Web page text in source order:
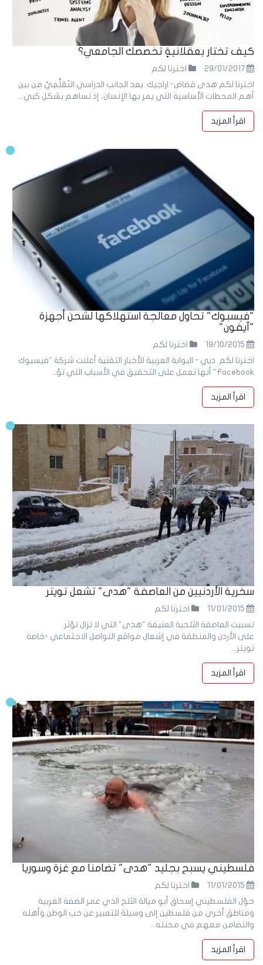
كيف تختار بعقلانيةٍ تخصصك الجامعي؟
29/01/2017
اخترنا لكم
اخترنا لكم هدى قضاض- اراجيك يعد الجانب الدراسي التَعَلُّمِيّ من بين
أهم المحطات الأساسية التي يمر بها الإنسان، إذ تساهم بشكل كبي...
اقرأ المزيد
19
"فيسبوك" تحاول معالجة استهلاكها لشحن أجهزة
"آيفون"
19/10/2015
اخترنا لكم
اخترنا لكم دبي - البوابة العربية للأخبار التقنية أعلنت شركة "فيسبوك
Facebook" أنها تعمل على التحقيق في الأسباب التي تؤ...
اقرأ المزيد
11
Jan
سخرية الأردنيين من العاصفة "هدى" تشعل تويتر
11/01/2015
اخترنا لكم
تسببت العاصفة الثلجية العنيفة "هدى" التي لا تزال تؤثر
على الأردن والمنطقة في إشعال مواقع التواصل الاجتماعي -خاصة
تويتر...
اقرأ المزيد
11
Jan
فلسطيني يسبح بجليد "هدى" تضامنا مع غزة وسوريا
11/01/2015
اخترنا لكم
حوّل الفلسطيني إسحاق أبو ميالة الثلج الذي غمر الضفة الغربية
ومناطق أخرى من فلسطين إلى وسيلة للتعبير عن حب الوطن وأهله
والتضامن معهم في محنته...
اقرأ المزيد